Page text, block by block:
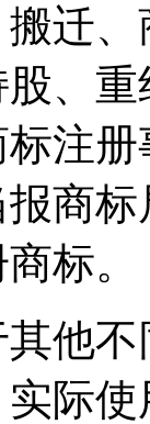
迁
、
注
商
标。
他
际